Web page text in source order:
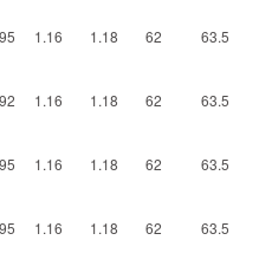
1.16 1.18 62 63.5
1.16 1.18 62 63.5
1.16 1.18 62 63.5
1.16 1.18 62 63.5